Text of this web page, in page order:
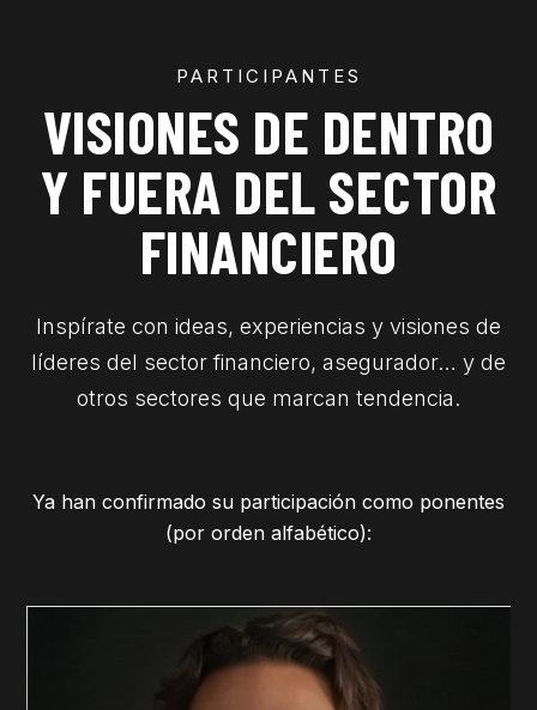
PARTICIPANTES
VISIONES DE DENTRO
Y FUERA DEL SECTOR
FINANCIERO
Inspírate con ideas, experiencias y visiones de
líderes del sector financiero, asegurador… y de
otros sectores que marcan tendencia.
Ya han confirmado su participación como ponentes
(por orden alfabético):